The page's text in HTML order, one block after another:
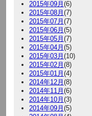
2015年09月 (6)
2015年08月 (7)
2015年07月 (7)
2015年06月 (5)
2015年05月 (7)
2015年04月 (5)
2015年03月 (10)
2015年02月 (8)
2015年01月 (4)
2014年12月 (8)
2014年11月 (6)
2014年10月 (3)
2014年09月 (5)